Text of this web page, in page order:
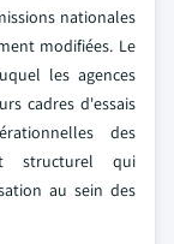
nationales
modifiées. Le
les agences
cadres d'essais
des
structurel qui
au sein des